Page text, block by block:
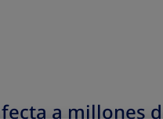
a millones